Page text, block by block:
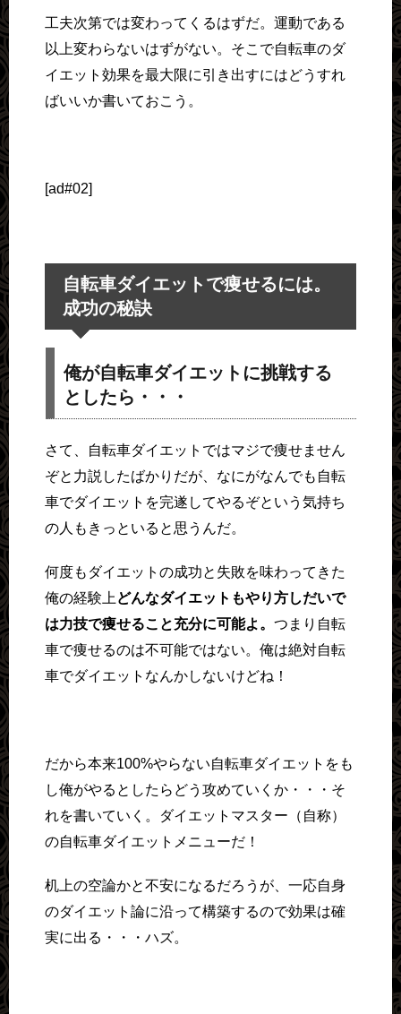
工夫次第では変わってくるはずだ。運動である
以上変わらないはずがない。そこで自転車のダ
イエット効果を最大限に引き出すにはどうすれ
ばいいか書いておこう。
[ad#02]
自転車ダイエットで痩せるには。
成功の秘訣
俺が自転車ダイエットに挑戦する
としたら・・・
さて、自転車ダイエットではマジで痩せません
ぞと力説したばかりだが、なにがなんでも自転
車でダイエットを完遂してやるぞという気持ち
の人もきっといると思うんだ。
何度もダイエットの成功と失敗を味わってきた
俺の経験上 どんなダイエットもやり方しだいで
は力技で痩せること充分に可能よ。 つまり自転
車で痩せるのは不可能ではない。俺は絶対自転
車でダイエットなんかしないけどね！
だから本来100%やらない自転車ダイエットをも
し俺がやるとしたらどう攻めていくか・・・そ
れを書いていく。ダイエットマスター（自称）
の自転車ダイエットメニューだ！
机上の空論かと不安になるだろうが、一応自身
のダイエット論に沿って構築するので効果は確
実に出る・・・ハズ。